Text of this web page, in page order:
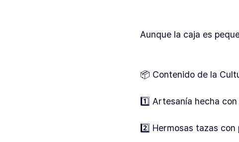
Aunque la caja es
📦 Contenido de la
1️⃣ Artesanía hecha
2️⃣ Hermosas tazas con